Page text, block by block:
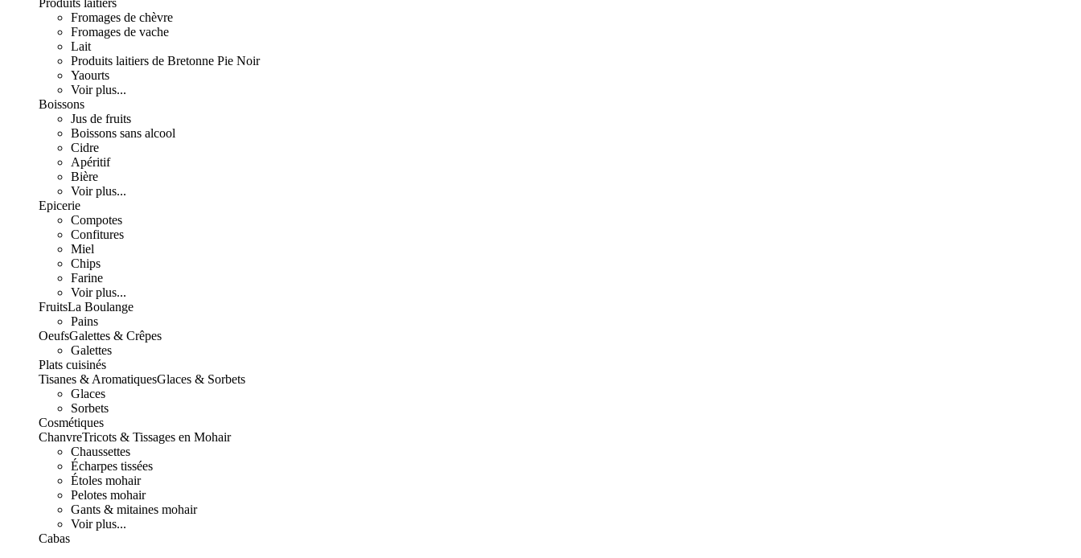
Produits laitiers
Fromages de chèvre
Fromages de vache
Lait
Produits laitiers de Bretonne Pie Noir
Yaourts
Voir plus...
Boissons
Jus de fruits
Boissons sans alcool
Cidre
Apéritif
Bière
Voir plus...
Epicerie
Compotes
Confitures
Miel
Chips
Farine
Voir plus...
FruitsLa Boulange
Pains
OeufsGalettes & Crêpes
Galettes
Plats cuisinés
Tisanes & AromatiquesGlaces & Sorbets
Glaces
Sorbets
Cosmétiques
ChanvreTricots & Tissages en Mohair
Chaussettes
Écharpes tissées
Étoles mohair
Pelotes mohair
Gants & mitaines mohair
Voir plus...
Cabas